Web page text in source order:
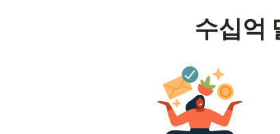
수십억